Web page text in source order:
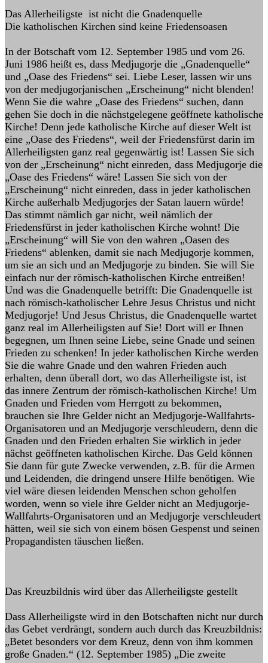
Das Allerheiligste ist nicht die Gnadenquelle
Die katholischen Kirchen sind keine Friedensoasen
In der Botschaft vom 12. September 1985 und vom 26.
Juni 1986 heißt es, dass Medjugorje die „Gnadenquelle“
und „Oase des Friedens“ sei. Liebe Leser, lassen wir uns
von der medjugorjanischen „Erscheinung“ nicht blenden!
Wenn Sie die wahre „Oase des Friedens“ suchen, dann
gehen Sie doch in die nächstgelegene geöffnete katholische
Kirche! Denn jede katholische Kirche auf dieser Welt ist
eine „Oase des Friedens“, weil der Friedensfürst darin im
Allerheiligsten ganz real gegenwärtig ist! Lassen Sie sich
von der „Erscheinung“ nicht einreden, dass Medjugorje die
„Oase des Friedens“ wäre! Lassen Sie sich von der
„Erscheinung“ nicht einreden, dass in jeder katholischen
Kirche außerhalb Medjugorjes der Satan lauern würde!
Das stimmt nämlich gar nicht, weil nämlich der
Friedensfürst in jeder katholischen Kirche wohnt! Die
„Erscheinung“ will Sie von den wahren „Oasen des
Friedens“ ablenken, damit sie nach Medjugorje kommen,
um sie an sich und an Medjugorje zu binden. Sie will Sie
einfach nur der römisch-katholischen Kirche entreißen!
Und was die Gnadenquelle betrifft: Die Gnadenquelle ist
nach römisch-katholischer Lehre Jesus Christus und nicht
Medjugorje! Und Jesus Christus, die Gnadenquelle wartet
ganz real im Allerheiligsten auf Sie! Dort will er Ihnen
begegnen, um Ihnen seine Liebe, seine Gnade und seinen
Frieden zu schenken! In jeder katholischen Kirche werden
Sie die wahre Gnade und den wahren Frieden auch
erhalten, denn überall dort, wo das Allerheiligste ist, ist
das innere Zentrum der römisch-katholischen Kirche! Um
Gnaden und Frieden vom Herrgott zu bekommen,
brauchen sie Ihre Gelder nicht an Medjugorje-Wallfahrts-
Organisatoren und an Medjugorje verschleudern, denn die
Gnaden und den Frieden erhalten Sie wirklich in jeder
nächst geöffneten katholischen Kirche. Das Geld können
Sie dann für gute Zwecke verwenden, z.B. für die Armen
und Leidenden, die dringend unsere Hilfe benötigen. Wie
viel wäre diesen leidenden Menschen schon geholfen
worden, wenn so viele ihre Gelder nicht an Medjugorje-
Wallfahrts-Organisatoren und an Medjugorje verschleudert
hätten, weil sie sich von einem bösen Gespenst und seinen
Propagandisten täuschen ließen.
Das Kreuzbildnis wird über das Allerheiligste gestellt
Dass Allerheiligste wird in den Botschaften nicht nur durch
das Gebet verdrängt, sondern auch durch das Kreuzbildnis:
„Betet besonders vor dem Kreuz, denn von ihm kommen
große Gnaden.“ (12. September 1985) „Die zweite